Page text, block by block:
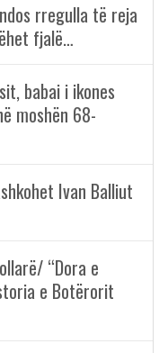
rregulla të reja
fjalë…
babai i ikones
moshën 68-
Ivan Balliut
“Dora e
e Botërorit